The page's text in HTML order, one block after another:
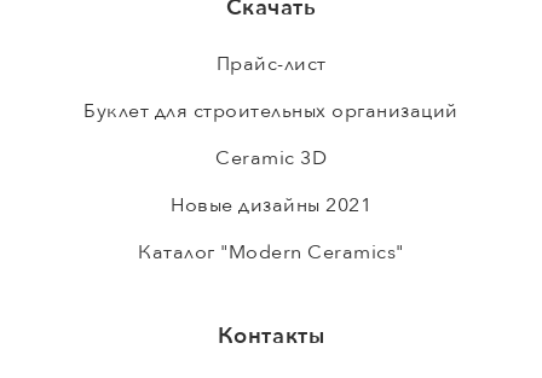
Скачать
Прайс-лист
Буклет для строительных организаций
Ceramic 3D
Новые дизайны 2021
Каталог "Modern Ceramics"
Контакты